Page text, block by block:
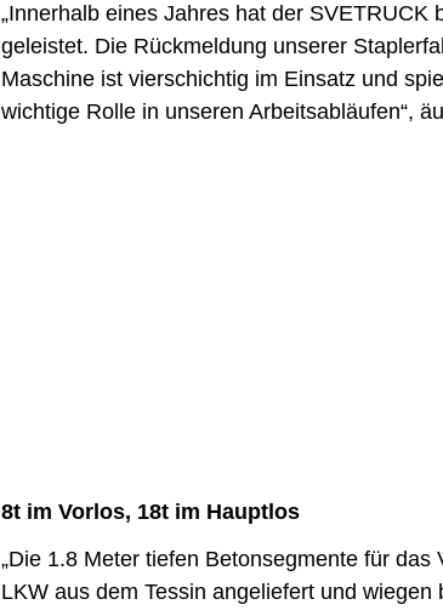
„Innerhalb eines Jahres hat der SVETRUCK
geleistet. Die Rückmeldung unserer
Maschine ist vierschichtig im Einsatz und
wichtige Rolle in unseren Arbeitsabläufen“,
8t im Vorlos, 18t im Hauptlos
„Die 1.8 Meter tiefen Betonsegmente für das
LKW aus dem Tessin angeliefert und wiegen